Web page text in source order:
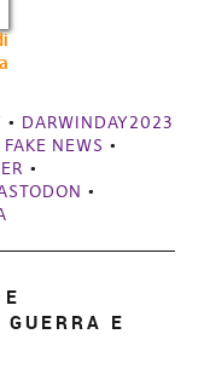
• DARWINDAY2023
FAKE NEWS •
•
•
E